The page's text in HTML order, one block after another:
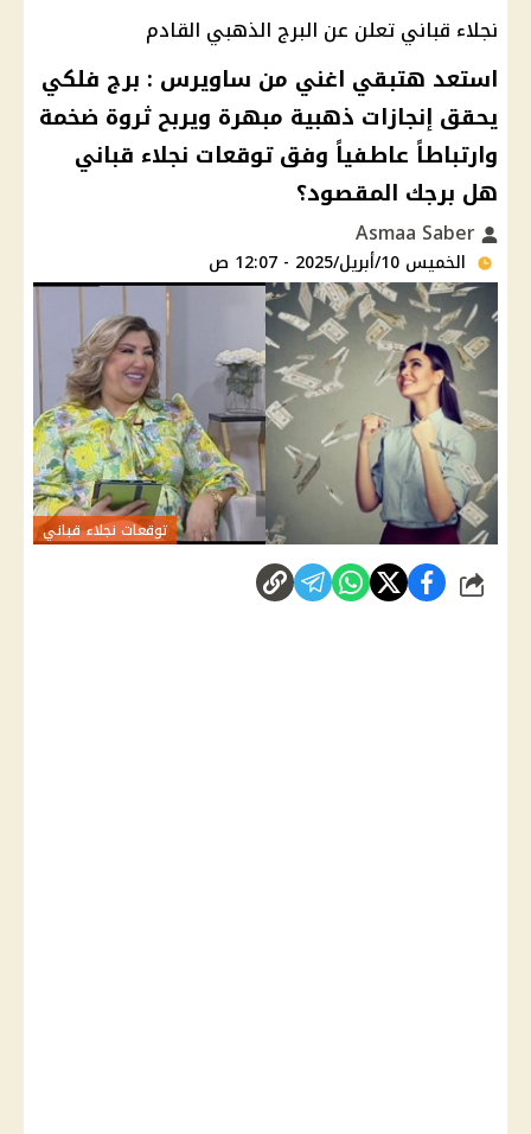
نجلاء قباني تعلن عن البرج الذهبي القادم
استعد هتبقي اغني من ساويرس : برج فلكي
يحقق إنجازات ذهبية مبهرة ويربح ثروة ضخمة
وارتباطاً عاطفياً وفق توقعات نجلاء قباني
هل برجك المقصود؟
الخميس 10/أبريل/2025 - 12:07 ص
توقعات نجلاء قباني
شارك